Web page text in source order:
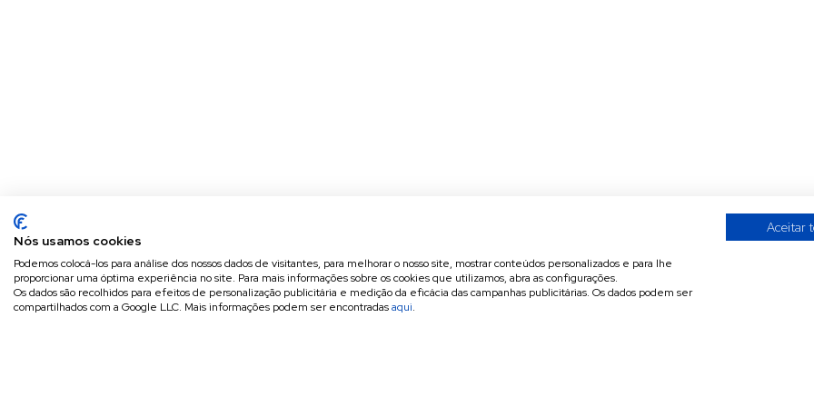
Nós usamos cookies
Podemos colocá-los para análise dos nossos dados de visitantes, para melhorar o nosso site, mostrar conteúdos personalizados e para lhe
proporcionar uma óptima experiência no site. Para mais informações sobre os cookies que utilizamos, abra as configurações.
Os dados são recolhidos para efeitos de personalização publicitária e medição da eficácia das campanhas publicitárias. Os dados podem ser
compartilhados com a Google LLC. Mais informações podem ser encontradasaqui.
Aceitar